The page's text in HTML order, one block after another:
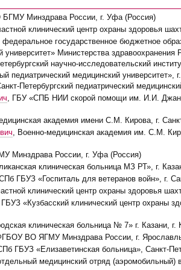
Минздрава России, г. Уфа (Россия)
клинический центр охраны здоровья
федеральное государственное бюджетное
университет» Министерства
научно-исследовательский
педиатрический медицинский университет»,
Петербургский педиатрический
, ГБУ «СПБ НИИ скорой помощи им. И.И.
академия имени С.М. Кирова, г.
, Военно-медицинская академия им. С.М.
Минздрава России, г. Уфа (Россия)
клиническая больница МЗ РТ», г.
ГБУЗ «Госпиталь для ветеранов войн», г.
клинический центр охраны здоровья
«Кузбасский клинический центр охраны
клиническая больница № 7» г. Казани, г.
ВО ЯГМУ Минздрава России, г.
ГБУЗ «Елизаветинская больница», Санкт-
медицинский отряд